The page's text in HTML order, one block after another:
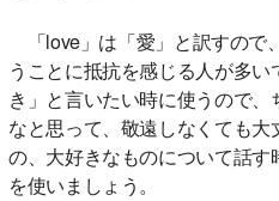
「love」は「愛」と訳すので
うことに抵抗を感じる人が多
き」と言いたい時に使うので
なと思って、敬遠しなくても
の、大好きなものについて話す
を使いましょう。